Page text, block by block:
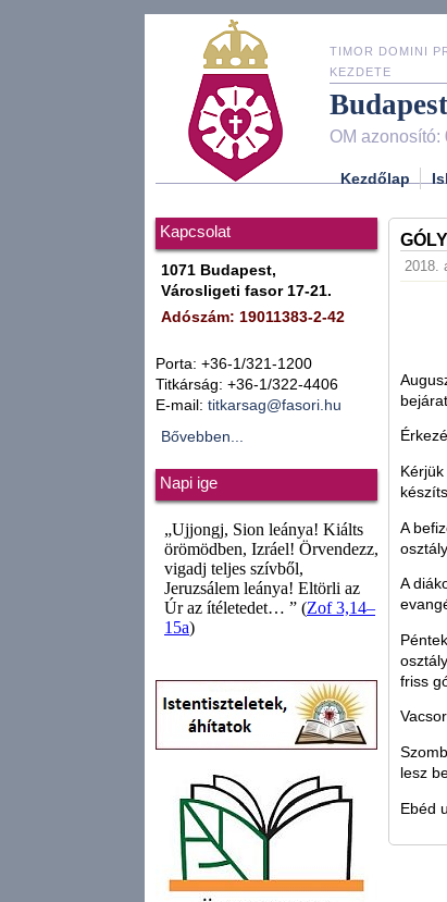
TIMOR DOMINI
KEZDETE
OM azonosító:
Kezdőlap
Kapcsolat
1071 Budapest,
Városligeti fasor 17-21.
Adószám: 19011383-2-42
Porta: +36-1/321-1200
Titkárság: +36-1/322-4406
E-mail: titkarsag@fasori.hu
Bővebben...
Napi ige
2018.
A
A
friss
lesz
Ebéd